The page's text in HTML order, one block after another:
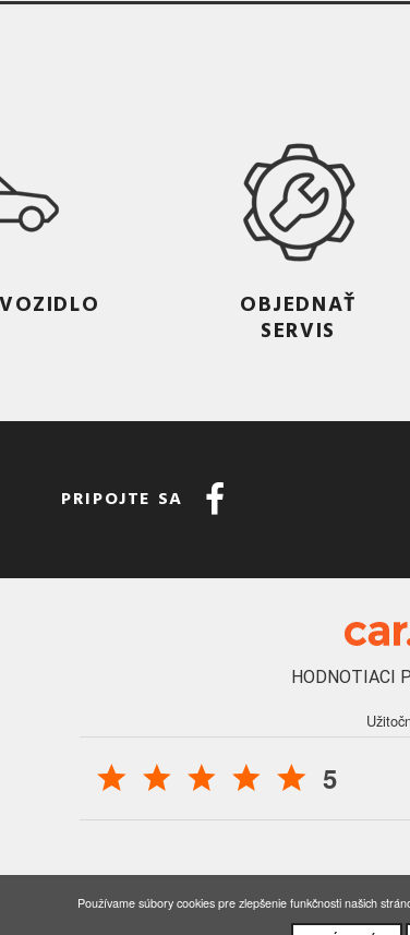
OBJEDNAŤ
SERVIS
PRIPOJTE SA
HODNOTIACI
5
Created by
Používame súbory cookies pre zlepšenie funkčnosti našich